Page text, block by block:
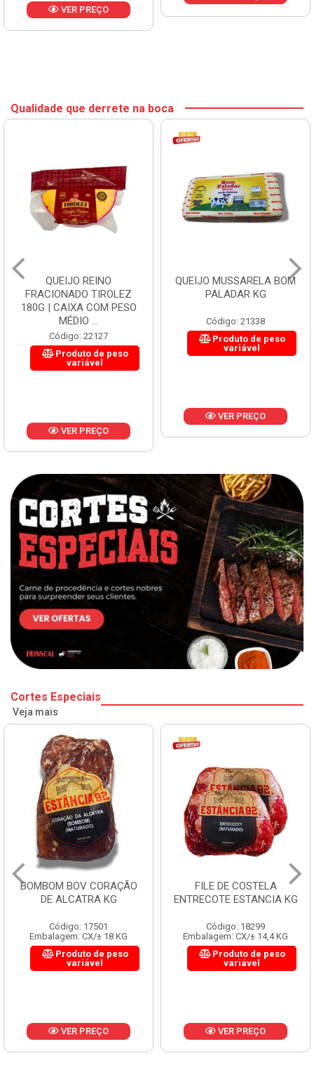
VER PREÇO
Qualidade que derrete na boca
QUEIJO REINO
FRACIONADO TIROLEZ
180G | CAIXA COM PESO
MÉDIO ...
Código: 22127
Produto de peso
variável
VER PREÇO
QUEIJO MUSSARELA BOM
PALADAR KG
Código: 21338
Produto de peso
variável
VER PREÇO
Cortes Especiais
Veja mais
BOMBOM BOV CORAÇÃO
DE ALCATRA KG
Código: 17501
Embalagem: CX/± 18 KG
Produto de peso
variável
VER PREÇO
FILE DE COSTELA
ENTRECOTE ESTANCIA KG
Código: 18299
Embalagem: CX/± 14,4 KG
Produto de peso
variável
VER PREÇO